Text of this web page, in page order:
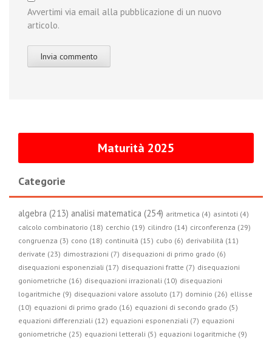
Avvertimi via email alla pubblicazione di un nuovo
articolo.
Maturità 2025
Categorie
algebra (213) analisi matematica (254) aritmetica (4) asintoti (4)
calcolo combinatorio (18) cerchio (19) cilindro (14) circonferenza (29)
congruenza (3) cono (18) continuità (15) cubo (6) derivabilità (11)
derivate (23) dimostrazioni (7) disequazioni di primo grado (6)
disequazioni esponenziali (17) disequazioni fratte (7) disequazioni
goniometriche (16) disequazioni irrazionali (10) disequazioni
logaritmiche (9) disequazioni valore assoluto (17) dominio (26) ellisse
(10) equazioni di primo grado (16) equazioni di secondo grado (5)
equazioni differenziali (12) equazioni esponenziali (7) equazioni
goniometriche (25) equazioni letterali (5) equazioni logaritmiche (9)